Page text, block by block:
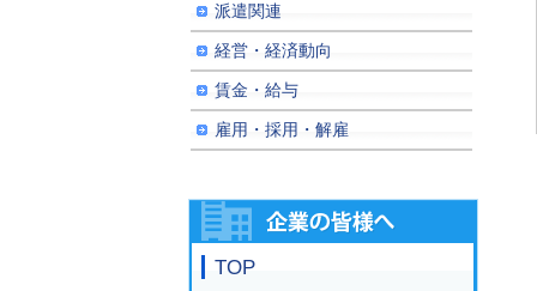
派遣関連
経営・経済動向
賃金・給与
雇用・採用・解雇
TOP